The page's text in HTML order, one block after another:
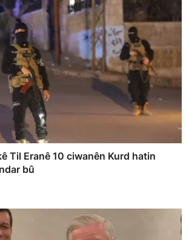
Til Eranê 10 ciwanên Kurd hatin
bû